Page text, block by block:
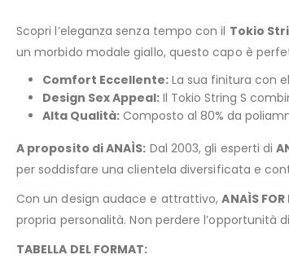
Scopri l’eleganza senza tempo con il Tokio
un morbido modale giallo, questo capo è
Comfort Eccellente: La sua finitura con
Design Sex Appeal: Il Tokio String S
Alta Qualità: Composto al 80% da
A proposito di ANAÌS: Dal 2003, gli esperti di
per soddisfare una clientela diversificata e
Con un design audace e attrattivo,ANAÌS FOR
propria personalità. Non perdere l’opportunità
TABELLA DEL FORMAT: